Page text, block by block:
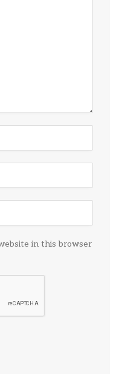
in this browser